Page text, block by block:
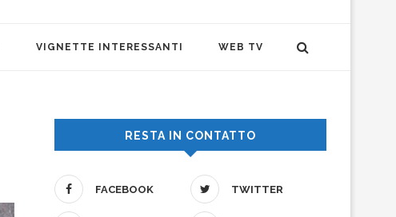
VIGNETTE INTERESSANTI WEB TV
RESTA IN CONTATTO
FACEBOOK TWITTER